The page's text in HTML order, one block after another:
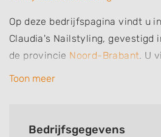
Op deze bedrijfspagina vindt u
Claudia's Nailstyling, gevestigd
de provincie Noord-Brabant. U
adres, de plaats, het
nagelstylist. Zo weet u welke
Toon meer
Bedrijfsgegevens